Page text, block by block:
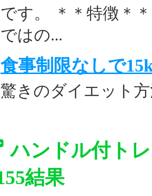
です。 ＊＊特徴＊
ではの...
食事制限なしで
驚きのダイエット
ハンドル付ト
結果